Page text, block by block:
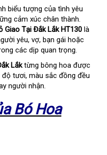
biểu tượng của tình yêu
cảm xúc chân thành.
Giao Tại Đắk Lắk HT130 là
yêu, vợ, bạn gái hoặc
các dịp quan trọng.
Lắktừng bông hoa được
tươi, màu sắc đồng đều
người nhận.
Bó Hoa